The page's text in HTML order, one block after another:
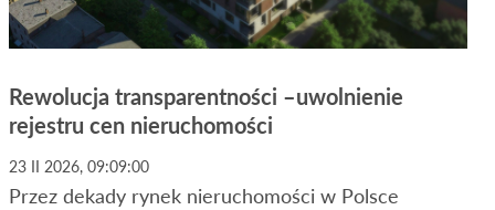
Rewolucja transparentności –uwolnienie
rejestru cen nieruchomości
23 II 2026, 09:09:00
Przez dekady rynek nieruchomości w Polsce